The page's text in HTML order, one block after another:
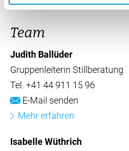
Team
Judith Ballüder
Gruppenleiterin Stillberatung
Tel. +41 44 911 15 96
E-Mail senden
Mehr erfahren
Isabelle Wüthrich